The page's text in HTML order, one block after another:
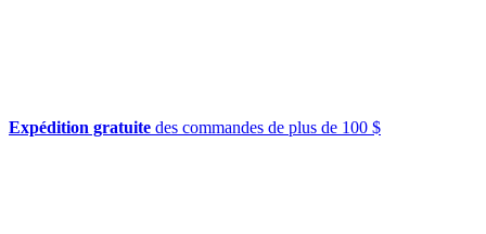
Expédition gratuite des commandes de plus de 100 $